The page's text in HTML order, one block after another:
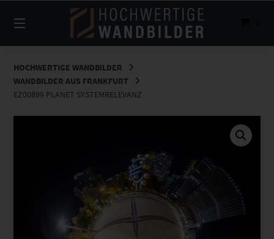
zum
Inhalt
HOCHWERTIGE WANDBILDER
WANDBILDER AUS FRANKFURT
EZ00899 PLANET SYSTEMRELEVANZ